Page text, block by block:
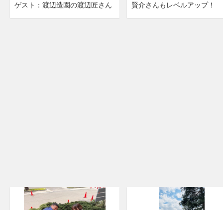
ゲスト：渡辺造園の渡辺匠さん
賢介さんもレベルアップ！